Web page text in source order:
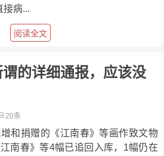
接病...
阅读全文
的详细通报，应该没
20条
和捐赠的《江南春》等画作致文物
南春》等4幅已追回入库，1幅仍在